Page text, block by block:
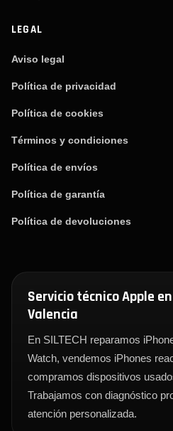
LEGAL
Aviso legal
Política de privacidad
Política de cookies
Términos y condiciones
Política de envíos
Política de garantía
Política de devoluciones
Servicio técnico Apple
Valencia
En SILTECH reparamos
Watch, vendemos iPhones
compramos dispositivos
Trabajamos con diagnóstico
atención personalizada.